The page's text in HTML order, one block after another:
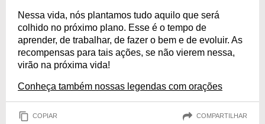
Nessa vida, nós plantamos tudo aquilo que será
colhido no próximo plano. Esse é o tempo de
aprender, de trabalhar, de fazer o bem e de evoluir. As
recompensas para tais ações, se não vierem nessa,
virão na próxima vida!
Conheça também nossas legendas com orações
COPIAR COMPARTILHAR